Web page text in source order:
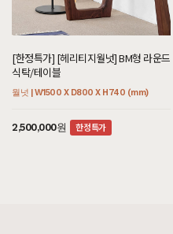
[한정특가] [헤리티지월넛] BM형 라운드
식탁/테이블
월넛 | W1500 X D800 X H740 (mm)
2,500,000원 한정특가